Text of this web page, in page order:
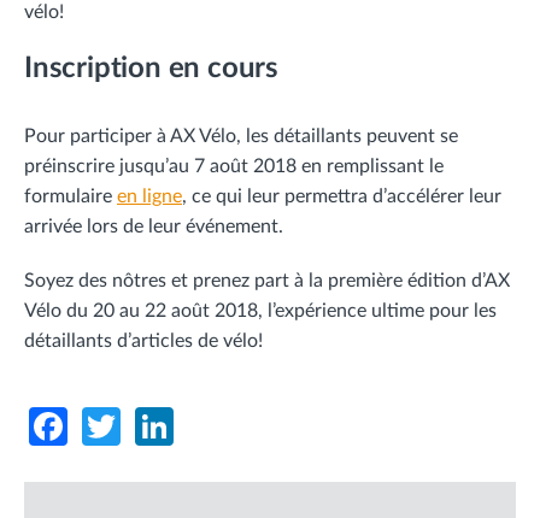
vélo!
Inscription en cours
Pour participer à AX Vélo, les détaillants peuvent se
préinscrire jusqu’au 7 août 2018 en remplissant le
formulaire en ligne, ce qui leur permettra d’accélérer leur
arrivée lors de leur événement.
Soyez des nôtres et prenez part à la première édition d’AX
Vélo du 20 au 22 août 2018, l’expérience ultime pour les
détaillants d’articles de vélo!
Facebook
Twitter